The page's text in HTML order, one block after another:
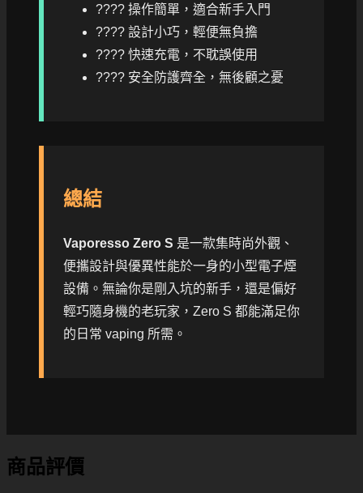
???? 操作簡單，適合新手入門
???? 設計小巧，輕便無負擔
???? 快速充電，不耽誤使用
???? 安全防護齊全，無後顧之憂
總結
Vaporesso Zero S 是一款集時尚外觀、
便攜設計與優異性能於一身的小型電子煙
設備。無論你是剛入坑的新手，還是偏好
輕巧隨身機的老玩家，Zero S 都能滿足你
的日常 vaping 所需。
商品評價